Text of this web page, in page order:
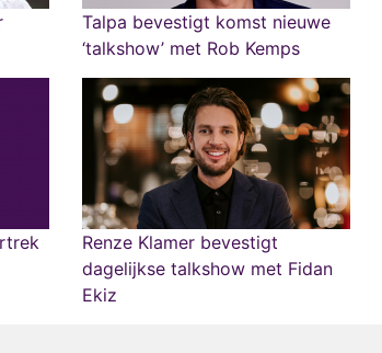
Talpa bevestigt komst nieuwe
‘talkshow’ met Rob Kemps
Renze Klamer bevestigt
dagelijkse talkshow met Fidan
Ekiz